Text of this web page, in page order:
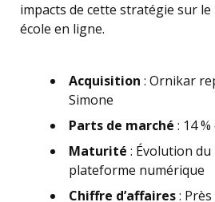
impacts de cette stratégie sur le
école en ligne.
Acquisition : Ornikar
Simone
Parts de marché : 14
Maturité : Évolution du
plateforme numérique
Chiffre d’affaires: